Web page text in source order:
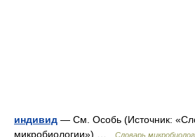
индивид — См. Особь (Источник:
микробиологии») …
Словарь